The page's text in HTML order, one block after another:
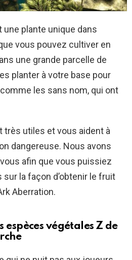
une plante unique dans
vous pouvez cultiver en
une grande parcelle de
planter à votre base pour
les sans nom, qui ont
utiles et vous aident à
dangereuse. Nous avons
afin que vous puissiez
la façon d’obtenir le fruit
Aberration.
espèces végétales Z de